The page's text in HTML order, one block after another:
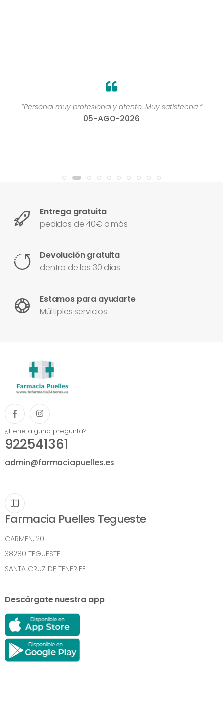
“Personal muy profesional y atento. Muy satisfecha ”
05-AGO-2026
Entrega gratuita
pedidos de 40€ o más
Devolución gratuita
dentro de los 30 días
Estamos para ayudarte
Múltiples servicios
¿Tiene alguna pregunta?
922541361
admin@farmaciapuelles.es
Farmacia Puelles Tegueste
CARMEN, 20
38280 TEGUESTE
SANTA CRUZ DE TENERIFE
Descárgate nuestra app